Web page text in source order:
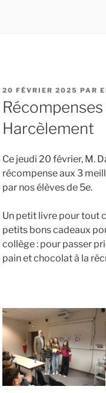
PUBLIÉ
LE
20 FÉVRIER 2025 PAR
Harcèlement
Ce jeudi 20 février, M.
récompense aux 3
par nos élèves de 5e.
Un petit livre pour tout
petits bons cadeaux
collège : pour passer
pain et chocolat à la